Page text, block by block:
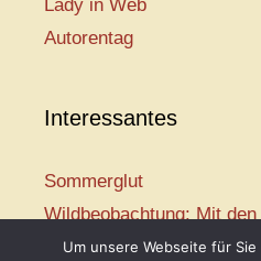
Lady in Web
Autorentag
Interessantes
Sommerglut
Wildbeobachtung: Mit
Mir ist so heiß
Um unsere Webseite für